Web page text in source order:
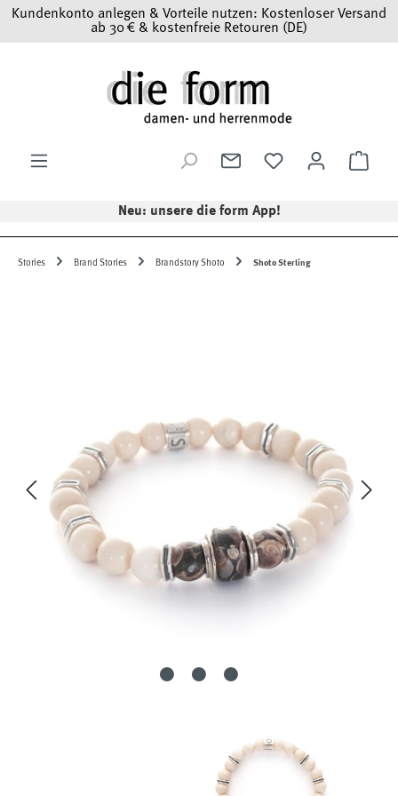
Zum Hauptinhalt springen
Kundenkonto anlegen & Vorteile nutzen: Kostenloser Versand
ab 30 € & kostenfreie Retouren (DE)
Neu: unsere die form App!
Stories Brand Stories Brandstory Shoto Shoto Sterling